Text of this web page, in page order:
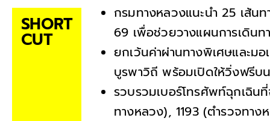
SHORT
CUT
กรมทางหลวงแนะนำ 25 เส้น
69 เพื่อช่วยวางแผนการเดินท
ยกเว้นค่าผ่านทางพิเศษและม
บูรพาวิถี พร้อมเปิดให้วิ่งฟรีบ
รวบรวมเบอร์โทรศัพท์ฉุกเฉิน
ทางหลวง), 1193 (ตำรวจทา